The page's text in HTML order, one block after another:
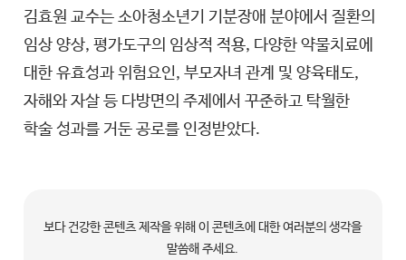
김효원 교수는 소아청소년기 기분장애 분야에서 질환의
임상 양상, 평가도구의 임상적 적용, 다양한 약물치료에
대한 유효성과 위험요인, 부모자녀 관계 및 양육태도,
자해와 자살 등 다방면의 주제에서 꾸준하고 탁월한
학술 성과를 거둔 공로를 인정받았다.
보다 건강한 콘텐츠 제작을 위해 이 콘텐츠에 대한 여러분의 생각을
말씀해 주세요.